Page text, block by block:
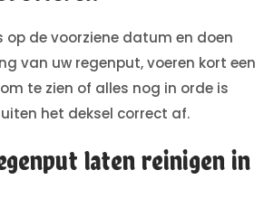
op de voorziene datum en doen
van uw regenput, voeren kort een
te zien of alles nog in orde is
het deksel correct af.
laten reinigen in